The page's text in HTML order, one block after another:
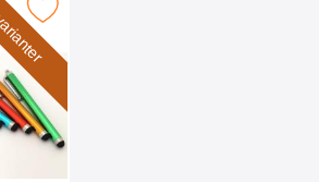
Stylus som favoritt